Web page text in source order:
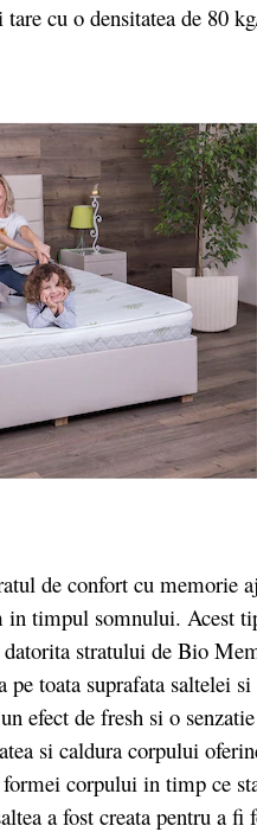
cu o densitatea de 80
de confort cu memorie
timpul somnului. Acest
datorita stratului de Bio
toata suprafata saltelei
efect de fresh si o
si caldura corpului
corpului in timp ce
a fost creata pentru a fi